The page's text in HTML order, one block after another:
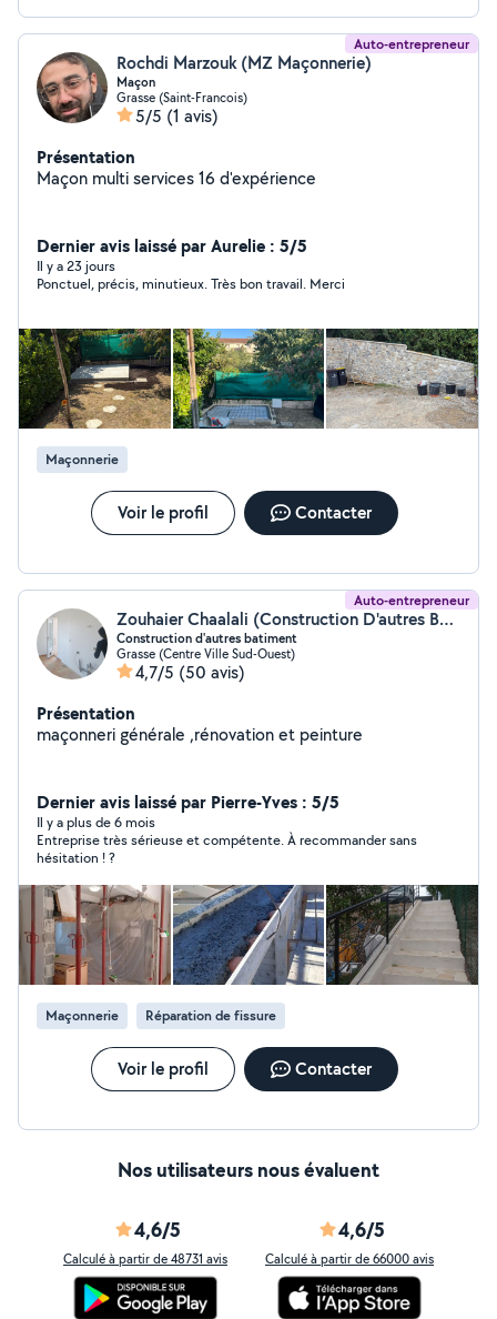
Auto-entrepreneur
Rochdi Marzouk (MZ Maçonnerie)
Maçon
Grasse (Saint-Francois)
5/5 (1 avis)
Présentation
Maçon multi services 16 d'expérience
Dernier avis laissé par Aurelie : 5/5
Il y a 23 jours
Ponctuel, précis, minutieux. Très bon travail. Merci
Maçonnerie
Voir le profil Contacter
Auto-entrepreneur
Zouhaier Chaalali (Construction D'autres Bâtiments)
Construction d'autres batiment
Grasse (Centre Ville Sud-Ouest)
4,7/5 (50 avis)
Présentation
maçonneri générale ,rénovation et peinture
Dernier avis laissé par Pierre-Yves : 5/5
Il y a plus de 6 mois
Entreprise très sérieuse et compétente. À recommander sans
hésitation ! ?
Maçonnerie Réparation de fissure
Voir le profil Contacter
Nos utilisateurs nous évaluent
4,6/5
Calculé à partir de 48731 avis
4,6/5
Calculé à partir de 66000 avis